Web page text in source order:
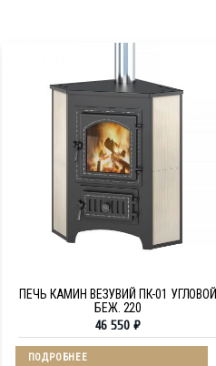
ПЕЧЬ КАМИН ВЕЗУВИЙ ПК-01 УГЛОВОЙ
БЕЖ. 220
46 550₽
ПОДРОБНЕЕ